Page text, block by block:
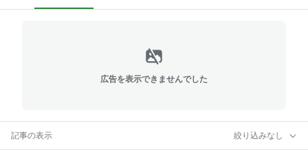
広告を表示できませんでした
記事の表示 絞り込みなし